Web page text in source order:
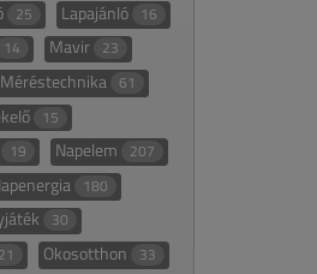
25 Lapajánló 16
14 Mavir 23
Méréstechnika 61
15
19 Napelem 207
180
30
21 Okosotthon 33